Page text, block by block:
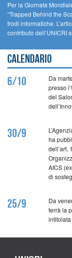
Per la Giornata
“Trapped Behind the
frodi informatiche.
contributo dell’UNICRI
Calendario
6/10
Da
presso
del
30/9
ha
dell’art.
AICS
di
25/9
Da
terrà la